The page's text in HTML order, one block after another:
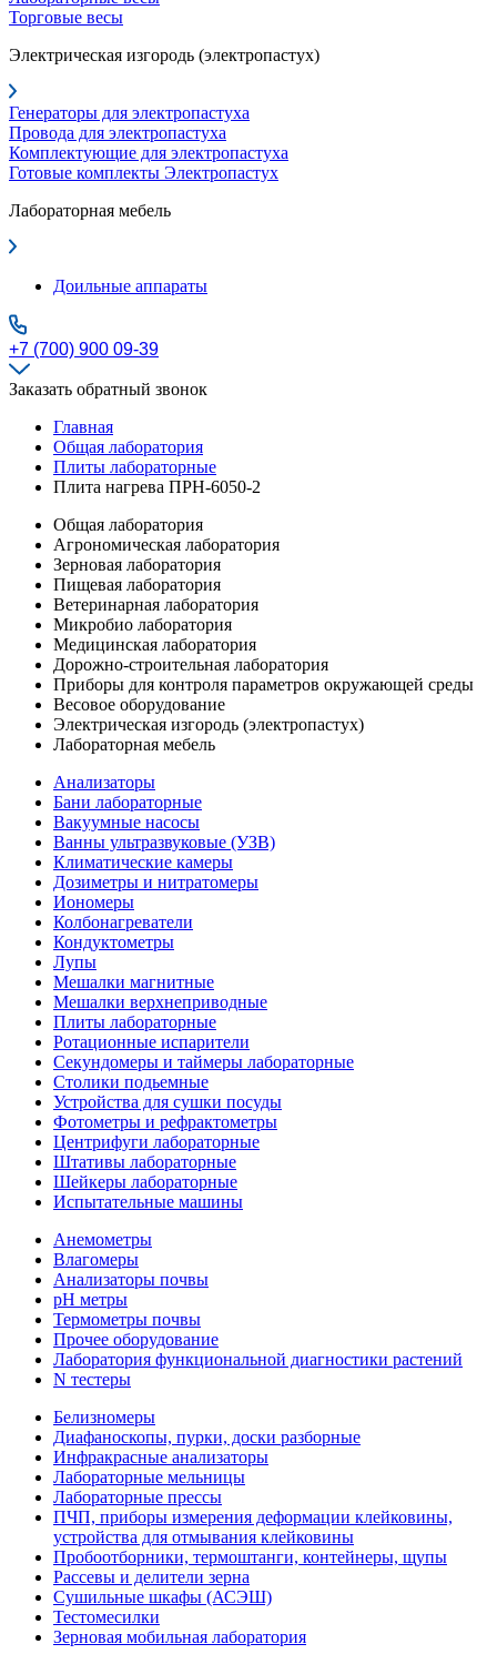
Торговые весы
Электрическая изгородь (электропастух)
Генераторы для электропастуха
Провода для электропастуха
Комплектующие для электропастуха
Готовые комплекты Электропастух
Лабораторная мебель
Доильные аппараты
+7 (700) 900 09-39
Заказать обратный звонок
Главная
Общая лаборатория
Плиты лабораторные
Плита нагрева ПРН-6050-2
Общая лаборатория
Агрономическая лаборатория
Зерновая лаборатория
Пищевая лаборатория
Ветеринарная лаборатория
Микробио лаборатория
Медицинская лаборатория
Дорожно-строительная лаборатория
Приборы для контроля параметров окружающей среды
Весовое оборудование
Электрическая изгородь (электропастух)
Лабораторная мебель
Анализаторы
Бани лабораторные
Вакуумные насосы
Ванны ультразвуковые (УЗВ)
Климатические камеры
Дозиметры и нитратомеры
Иономеры
Колбонагреватели
Кондуктометры
Лупы
Мешалки магнитные
Мешалки верхнеприводные
Плиты лабораторные
Ротационные испарители
Секундомеры и таймеры лабораторные
Столики подьемные
Устройства для сушки посуды
Фотометры и рефрактометры
Центрифуги лабораторные
Штативы лабораторные
Шейкеры лабораторные
Испытательные машины
Анемометры
Влагомеры
Анализаторы почвы
pH метры
Термометры почвы
Прочее оборудование
Лаборатория функциональной диагностики растений
N тестеры
Белизномеры
Диафаноскопы, пурки, доски разборные
Инфракрасные анализаторы
Лабораторные мельницы
Лабораторные прессы
ПЧП, приборы измерения деформации клейковины,
устройства для отмывания клейковины
Пробоотборники, термоштанги, контейнеры, щупы
Рассевы и делители зерна
Сушильные шкафы (АСЭШ)
Тестомесилки
Зерновая мобильная лаборатория